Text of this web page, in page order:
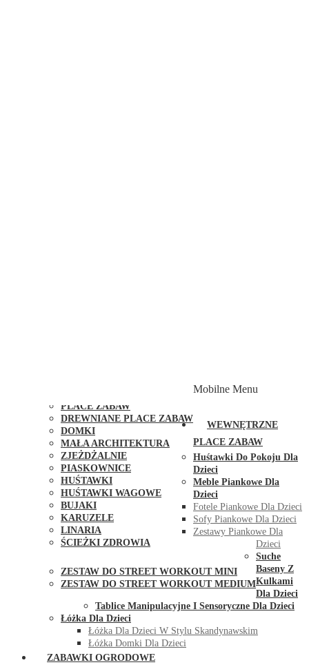
PLACE ZABAW
DREWNIANE PLACE ZABAW
DOMKI
MAŁA ARCHITEKTURA
ZJEŻDŻALNIE
PIASKOWNICE
HUŚTAWKI
HUŚTAWKI WAGOWE
BUJAKI
KARUZELE
LINARIA
ŚCIEŻKI ZDROWIA
ZESTAW DO STREET WORKOUT MINI
ZESTAW DO STREET WORKOUT MEDIUM
Mobilne Menu
WEWNĘTRZNE
PLACE ZABAW
Huśtawki Do Pokoju Dla
Dzieci
Meble Piankowe Dla
Dzieci
Fotele Piankowe Dla Dzieci
Sofy Piankowe Dla Dzieci
Zestawy Piankowe Dla
Dzieci
Suche
Baseny Z
Kulkami
Dla Dzieci
Tablice Manipulacyjne I Sensoryczne Dla Dzieci
Łóżka Dla Dzieci
Łóżka Dla Dzieci W Stylu Skandynawskim
Łóżka Domki Dla Dzieci
ZABAWKI OGRODOWE